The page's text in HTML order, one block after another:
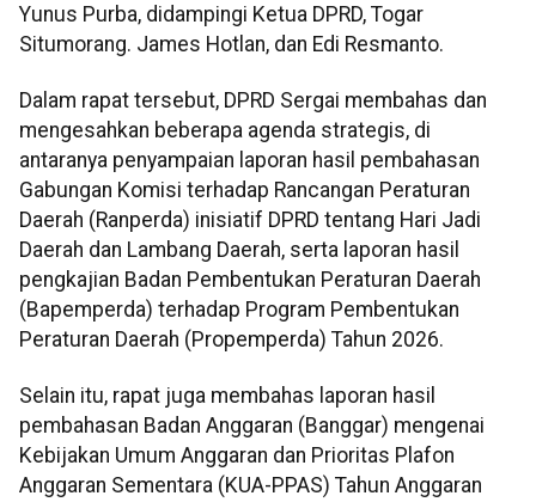
Yunus Purba, didampingi Ketua DPRD, Togar
Situmorang. James Hotlan, dan Edi Resmanto.
Dalam rapat tersebut, DPRD Sergai membahas dan
mengesahkan beberapa agenda strategis, di
antaranya penyampaian laporan hasil pembahasan
Gabungan Komisi terhadap Rancangan Peraturan
Daerah (Ranperda) inisiatif DPRD tentang Hari Jadi
Daerah dan Lambang Daerah, serta laporan hasil
pengkajian Badan Pembentukan Peraturan Daerah
(Bapemperda) terhadap Program Pembentukan
Peraturan Daerah (Propemperda) Tahun 2026.
Selain itu, rapat juga membahas laporan hasil
pembahasan Badan Anggaran (Banggar) mengenai
Kebijakan Umum Anggaran dan Prioritas Plafon
Anggaran Sementara (KUA-PPAS) Tahun Anggaran